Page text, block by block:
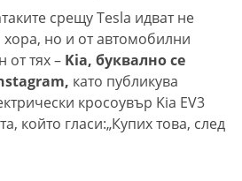
срещу Tesla идват не
но и от автомобилни
от тях – Kia, буквално се
като публикува
кросоувър Kia EV3
който гласи:„Купих това, след